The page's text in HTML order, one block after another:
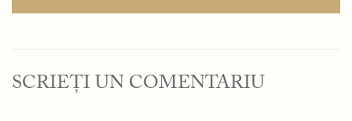
SCRIEȚI UN COMENTARIU